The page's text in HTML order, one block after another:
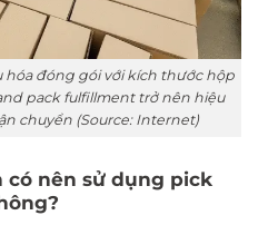
hóa đóng gói với kích thước hộp
pack fulfillment trở nên hiệu
chuyển (Source: Internet)
có nên sử dụng pick